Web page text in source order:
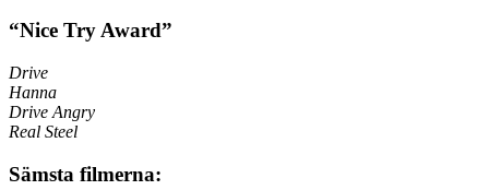
“Nice Try Award”
Drive
Hanna
Drive Angry
Real Steel
Sämsta filmerna: